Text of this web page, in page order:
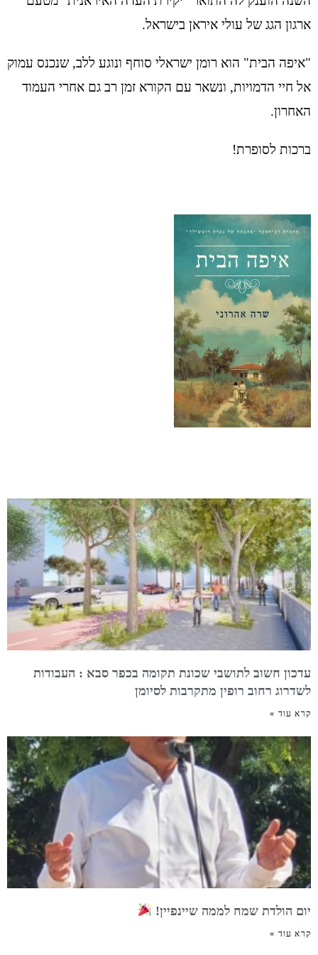
ארגון הגג של עולי איראן בישראל.
"איפה הבית" הוא רומן ישראלי סוחף ונוגע ללב, שנכנס עמוק
אל חיי הדמויות, ונשאר עם הקורא זמן רב גם אחרי העמוד
האחרון.
ברכות לסופרת!
עדכון חשוב לתושבי שכונת תקומה בכפר סבא : העבודות
לשדרוג רחוב רופין מתקרבות לסיומן
קרא עוד »
יום הולדת שמח לממה שיינפיין!
קרא עוד »